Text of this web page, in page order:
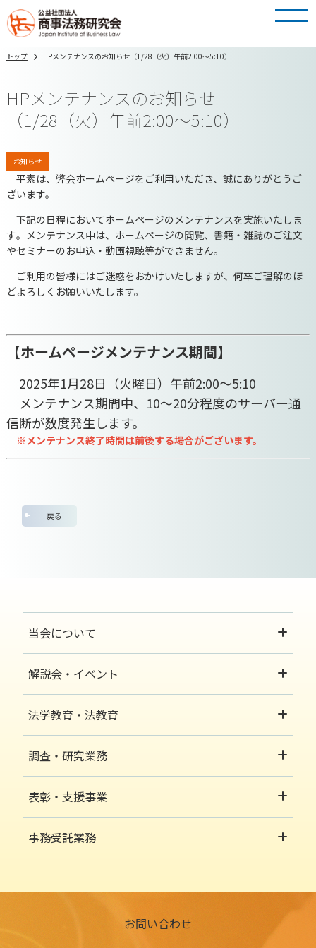
トップ HPメンテナンスのお知らせ（1/28（火）午前2:00～5:10）
HPメンテナンスのお知らせ
（1/28（火）午前2:00～5:10）
お知らせ
平素は、弊会ホームページをご利用いただき、誠にありがとうご
ざいます。
下記の日程においてホームページのメンテナンスを実施いたしま
す。メンテナンス中は、ホームページの閲覧、書籍・雑誌のご注文
やセミナーのお申込・動画視聴等ができません。
ご利用の皆様にはご迷惑をおかけいたしますが、 何卒ご理解のほ
どよろしくお願いいたします。
【ホームページメンテナンス期間】
2025年1月28日（火曜日）午前2:00～5:10
メンテナンス期間中、10～20分程度のサーバー通
信断が数度発生します。
※メンテナンス終了時間は前後する場合がございます。
戻る
当会について
解説会・イベント
法学教育・法教育
調査・研究業務
表彰・支援事業
事務受託業務
お問い合わせ